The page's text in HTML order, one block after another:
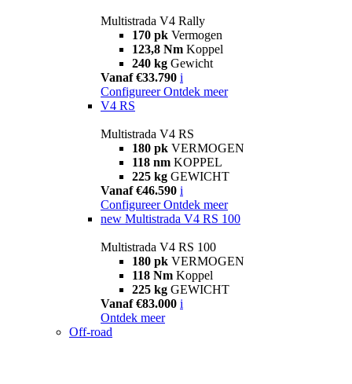
Multistrada V4 Rally
170 pk Vermogen
123,8 Nm Koppel
240 kg Gewicht
Vanaf €33.790 i
Configureer Ontdek meer
V4 RS
Multistrada V4 RS
180 pk VERMOGEN
118 nm KOPPEL
225 kg GEWICHT
Vanaf €46.590 i
Configureer Ontdek meer
new Multistrada V4 RS 100
Multistrada V4 RS 100
180 pk VERMOGEN
118 Nm Koppel
225 kg GEWICHT
Vanaf €83.000 i
Ontdek meer
Off-road